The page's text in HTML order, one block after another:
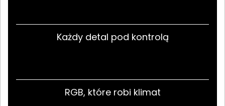
Każdy detal pod kontrolą
RGB, które robi klimat